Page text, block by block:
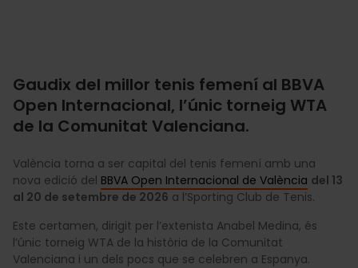
Gaudix del millor tenis femení al BBVA
Open Internacional, l’únic torneig WTA
de la Comunitat Valenciana.
València torna a ser capital del tenis femení amb una
nova edició del BBVA Open Internacional de València del 13
al 20 de setembre de 2026 a l’Sporting Club de Tenis.
Este certamen, dirigit per l’extenista Anabel Medina, és
l’únic torneig WTA de la història de la Comunitat
Valenciana i un dels pocs que se celebren a Espanya.